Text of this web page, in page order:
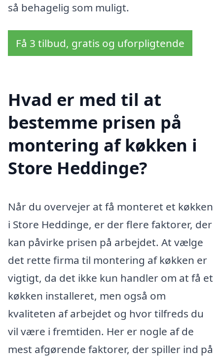
så behagelig som muligt.
Få 3 tilbud, gratis og uforpligtende
Hvad er med til at
bestemme prisen på
montering af køkken i
Store Heddinge?
Når du overvejer at få monteret et køkken
i Store Heddinge, er der flere faktorer, der
kan påvirke prisen på arbejdet. At vælge
det rette firma til montering af køkken er
vigtigt, da det ikke kun handler om at få et
køkken installeret, men også om
kvaliteten af arbejdet og hvor tilfreds du
vil være i fremtiden. Her er nogle af de
mest afgørende faktorer, der spiller ind på